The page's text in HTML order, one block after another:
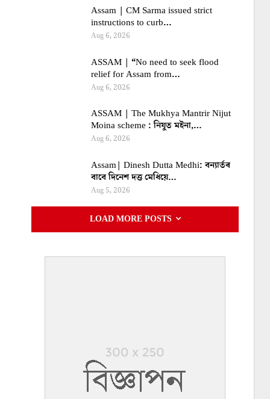
Assam | CM Sarma issued strict
instructions to curb…
Aug 6, 2026
ASSAM | “No need to seek flood
relief for Assam from…
Aug 6, 2026
ASSAM | The Mukhya Mantrir Nijut
Moina scheme : নিযুত মইনা,…
Aug 6, 2026
Assam| Dinesh Dutta Medhi: বন্যাৰ্তৰ
বাবে দিনেশ দত্ত মেধিয়ে…
Aug 5, 2026
LOAD MORE POSTS